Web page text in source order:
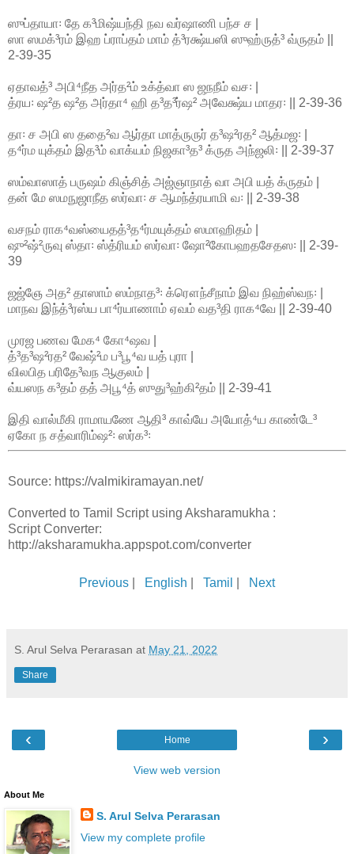
ஸுப்தாயா꞉ தே க³மிஷ்யந்தி நவ வர்ஷாணி பந்ச ச |
ஸா ஸமக்³ரம் இஹ ப்ராப்தம் மாம் த்³ரக்ஷ்யஸி ஸுஹ்ருத்³ வ்ருதம் ||
2-39-35
ஏதாவத்³ அபி⁴நீத அர்த²ம் உக்த்வா ஸ ஜநநீம் வச꞉ |
த்ரய꞉ ஷ²த ஷ²த அர்தா⁴ ஹி த³த³ர்ஷ² அவேக்ஷ்ய மாதர꞉ || 2-39-36
தா꞉ ச அபி ஸ ததை²வ ஆர்தா மாத்ருருர் த³ஷ²ரத² ஆத்மஜ꞉ |
த⁴ர்ம யுக்தம் இத³ம் வாக்யம் நிஜகா³த³ க்ருத அந்ஜலி꞉ || 2-39-37
ஸம்வாஸாத் பருஷம் கிஞ்சித் அஜ்ஞாநாத் வா அபி யத் க்ருதம் |
தன் மே ஸமநுஜாநீத ஸர்வா꞉ ச ஆமந்த்ரயாமி வ꞉ || 2-39-38
வசநம் ராக⁴வஸ்யைதத்³த⁴ர்மயுக்தம் ஸமாஹிதம் |
ஷு²ஷ்²ருவு ஸ்தா꞉ ஸ்த்ரியம் ஸர்வா꞉ ஷோ²கோபஹதசேதஸ꞉ || 2-39-
39
ஜஜ்ஞே அத² தாஸாம் ஸம்நாத³꞉ க்ரௌந்சீநாம் இவ நிஹ்ஸ்வந꞉ |
மாநவ இந்த்³ரஸ்ய பா⁴ர்யாணாம் ஏவம் வத³தி ராக⁴வே || 2-39-40
முரஜ பணவ மேக⁴ கோ⁴ஷவ |
த்³த³ஷ²ரத² வேஷ்²ம ப³பூ⁴வ யத் புரா |
விலபித பரிதே³வந ஆகுலம் |
வ்யஸந க³தம் தத் அபூ⁴த் ஸுது³ஹ்கி²தம் || 2-39-41
இதி வால்மீகி ராமாயணே ஆதி³ காவ்யே அயோத்⁴ய காண்டே³
ஏகோ ந சத்வாரிம்ஷ²꞉ ஸர்க³꞉
Source: https://valmikiramayan.net/
Converted to Tamil Script using Aksharamukha :
Script Converter:
http://aksharamukha.appspot.com/converter
Previous English Tamil Next
S. Arul Selva Perarasan at May 21, 2022
Share
‹ ›
Home
View web version
About Me
S. Arul Selva Perarasan
View my complete profile